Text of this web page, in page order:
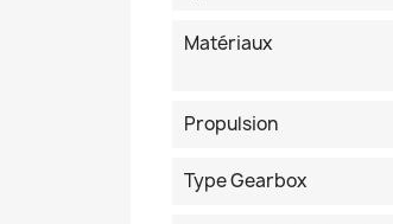
Matériaux
Propulsion
Type Gearbox